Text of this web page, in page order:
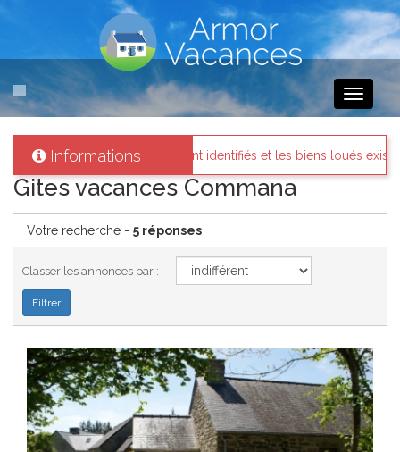
Toggle
Informations
sont identifiés et les biens loués existent réellement.
Gites vacances Commana
Votre recherche - 5 réponses
Classer les annonces par :